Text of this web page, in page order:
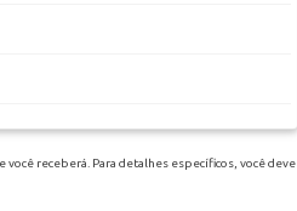
receberá. Para detalhes específicos, você deve